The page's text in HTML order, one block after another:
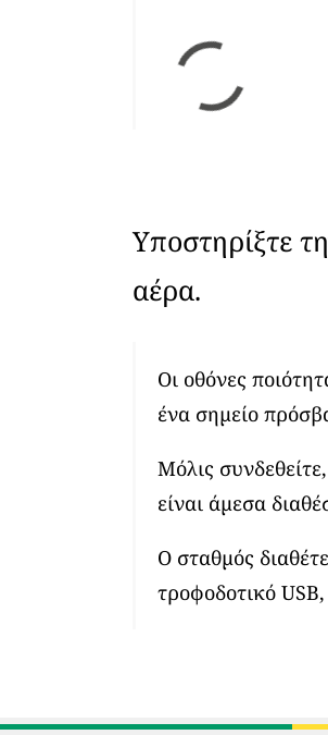
Υποστηρίξτε
αέρα.
Οι οθόνες
ένα σημείο
Μόλις
είναι άμεσα
Ο σταθμός
τροφοδοτικό